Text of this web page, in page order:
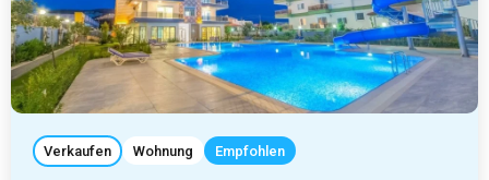
Verkaufen Wohnung Empfohlen